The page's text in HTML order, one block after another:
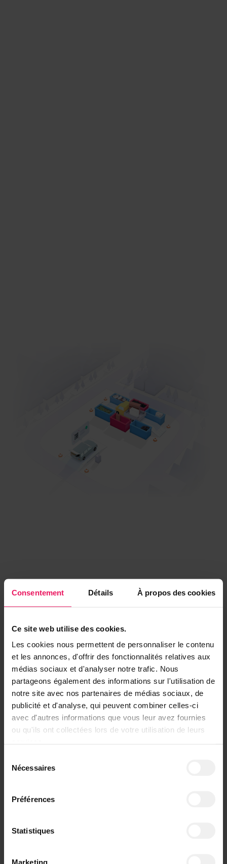
Consentement Détails À propos des cookies
Ce site web utilise des cookies.
Les cookies nous permettent de personnaliser le contenu
et les annonces, d'offrir des fonctionnalités relatives aux
médias sociaux et d'analyser notre trafic. Nous
partageons également des informations sur l'utilisation de
notre site avec nos partenaires de médias sociaux, de
publicité et d'analyse, qui peuvent combiner celles-ci
avec d'autres informations que vous leur avez fournies
ou qu'ils ont collectées lors de votre utilisation de leurs
Nécessaires
Préférences
Statistiques
Marketing